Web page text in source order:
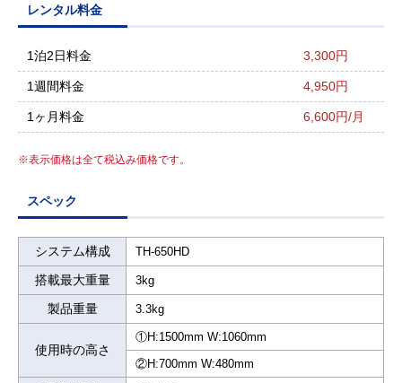
レンタル料金
1泊2日料金 3,300円
1週間料金 4,950円
1ヶ月料金 6,600円/月
表示価格は全て税込み価格です。
スペック
システム構成 TH-650HD
搭載最大重量 3kg
製品重量 3.3kg
使用時の高さ
①H:1500mm W:1060mm
②H:700mm W:480mm